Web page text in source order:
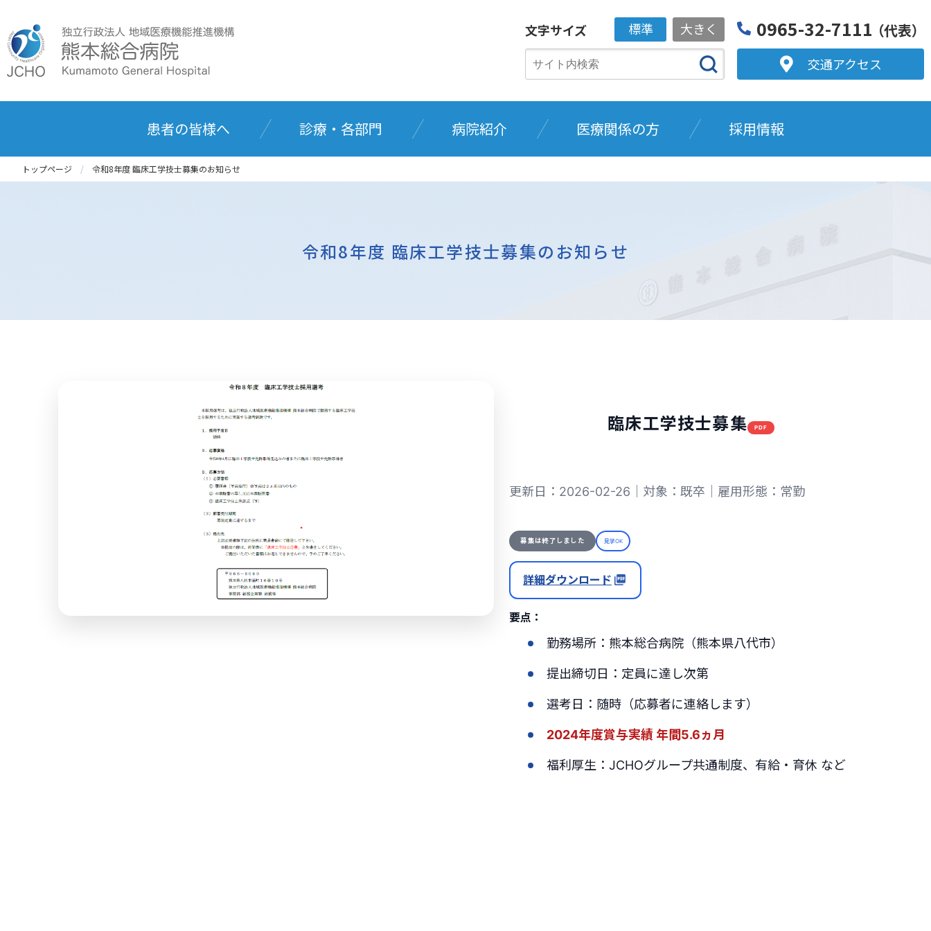
文字サイズ 標準 大きく 0965-32-7111 （代表）
交通アクセス
患者の皆様へ 診療・各部門 病院紹介 医療関係の方 採用情報
トップページ 令和8年度 臨床工学技士募集のお知らせ
令和8年度 臨床工学技士募集のお知らせ
臨床工学技士募集 PDF
更新日：2026-02-26｜対象：既卒｜雇用形態：常勤
募集は終了しました 見学OK
詳細ダウンロード
要点：
勤務場所：熊本総合病院（熊本県八代市）
提出締切日：定員に達し次第
選考日：随時（応募者に連絡します）
2024年度賞与実績 年間5.6ヵ月
福利厚生：JCHOグループ共通制度、有給・育休 など